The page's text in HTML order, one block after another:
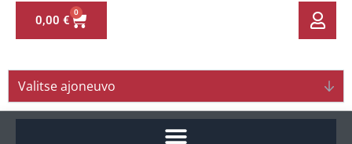
0,00 €
0
Valitse ajoneuvo